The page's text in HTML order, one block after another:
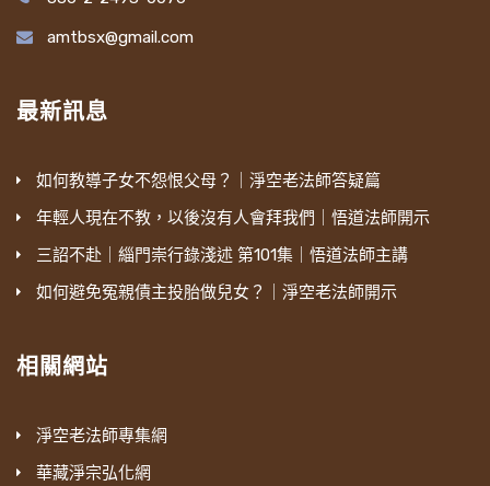
amtbsx@gmail.com
最新訊息
如何教導子女不怨恨父母？｜淨空老法師答疑篇
年輕人現在不教，以後沒有人會拜我們｜悟道法師開示
三詔不赴｜緇門崇行錄淺述 第101集｜悟道法師主講
如何避免冤親債主投胎做兒女？｜淨空老法師開示
相關網站
淨空老法師專集網
華藏淨宗弘化網